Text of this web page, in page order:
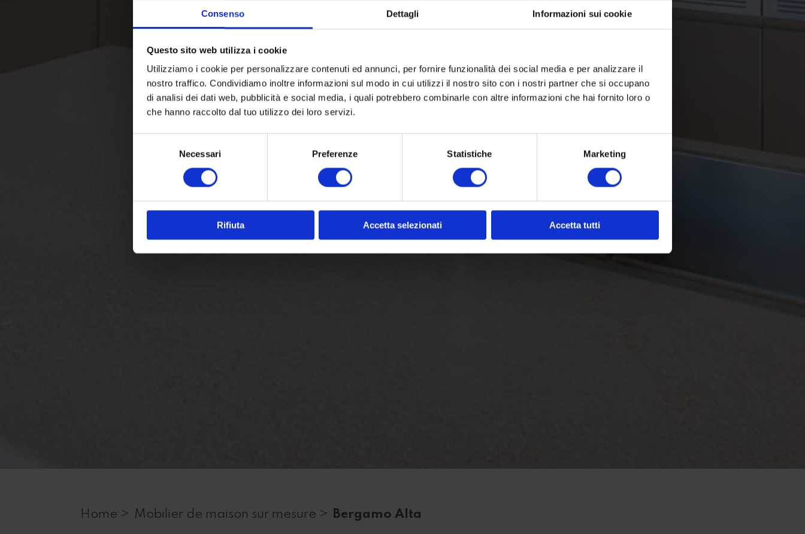
Consenso Dettagli Informazioni sui cookie
Questo sito web utilizza i cookie
Utilizziamo i cookie per personalizzare contenuti ed annunci, per fornire funzionalità dei social media e per analizzare il
nostro traffico. Condividiamo inoltre informazioni sul modo in cui utilizzi il nostro sito con i nostri partner che si occupano
di analisi dei dati web, pubblicità e social media, i quali potrebbero combinarle con altre informazioni che hai fornito loro o
che hanno raccolto dal tuo utilizzo dei loro servizi.
Necessari Preferenze Statistiche Marketing
Rifiuta Accetta selezionati Accetta tutti
Home > Mobilier de maison sur mesure > Bergamo Alta